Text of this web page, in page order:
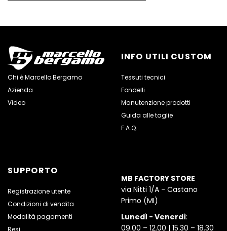
Chi è Marcello Bergamo
Azienda
Video
INFO UTILI CUSTOM
Tessuti tecnici
Fondelli
Manutenzione prodotti
Guida alle taglie
F.A.Q.
SUPPORTO
Registrazione utente
Condizioni di vendita
Modalità pagamenti
Resi
MB FACTORY STORE
via Nitti 1/A - Castano
Primo (MI)
Lunedì - Venerdì:
09.00 – 12.00 | 15.30 – 18.30